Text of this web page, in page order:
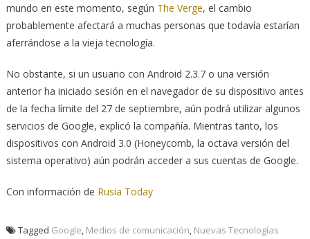
mundo en este momento, según The Verge, el cambio
probablemente afectará a muchas personas que todavía estarían
aferrándose a la vieja tecnología.
No obstante, si un usuario con Android 2.3.7 o una versión
anterior ha iniciado sesión en el navegador de su dispositivo antes
de la fecha límite del 27 de septiembre, aún podrá utilizar algunos
servicios de Google, explicó la compañía. Mientras tanto, los
dispositivos con Android 3.0 (Honeycomb, la octava versión del
sistema operativo) aún podrán acceder a sus cuentas de Google.
Con información de Rusia Today
Tagged Google Medios de comunicación Nuevas Tecnologías